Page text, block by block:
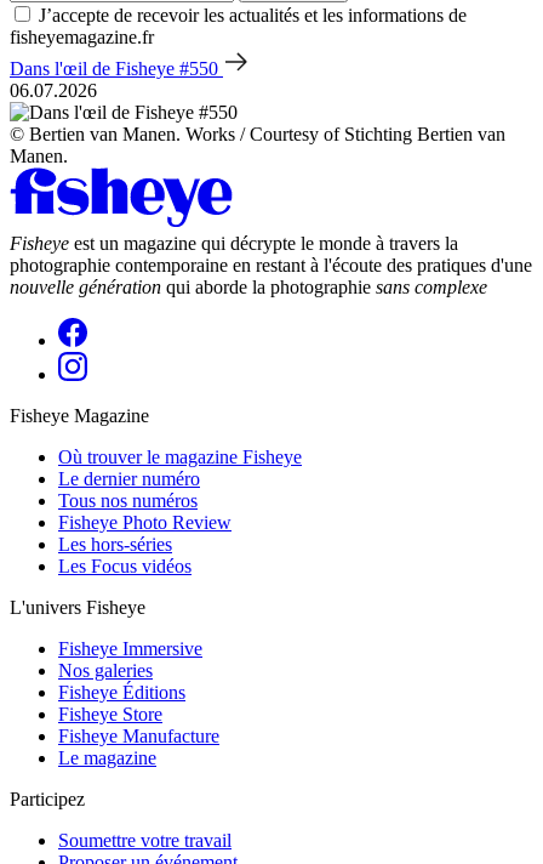
J’accepte de recevoir les actualités et les informations de
fisheyemagazine.fr
Dans l'œil de Fisheye #550
06.07.2026
© Bertien van Manen. Works / Courtesy of Stichting Bertien van
Manen.
Fisheye est un magazine qui décrypte le monde à travers la
photographie contemporaine en restant à l'écoute des pratiques d'une
nouvelle génération qui aborde la photographie sans complexe
Fisheye Magazine
Où trouver le magazine Fisheye
Le dernier numéro
Tous nos numéros
Fisheye Photo Review
Les hors-séries
Les Focus vidéos
L'univers Fisheye
Fisheye Immersive
Nos galeries
Fisheye Éditions
Fisheye Store
Fisheye Manufacture
Le magazine
Participez
Soumettre votre travail